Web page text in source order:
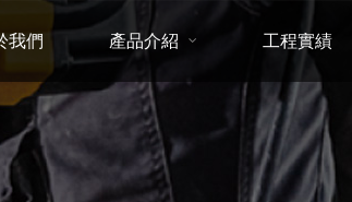
我們 產品介紹 工程實績